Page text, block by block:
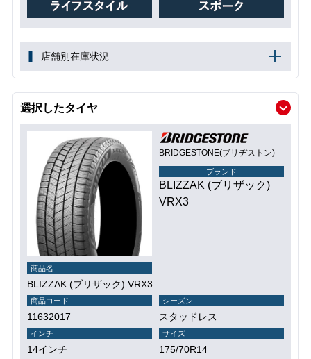
店舗別在庫状況
選択したタイヤ
BRIDGESTONE(ブリヂストン)
ブランド
BLIZZAK (ブリザック)
VRX3
商品名
BLIZZAK (ブリザック) VRX3
商品コード
11632017
シーズン
スタッドレス
インチ
14インチ
サイズ
175/70R14